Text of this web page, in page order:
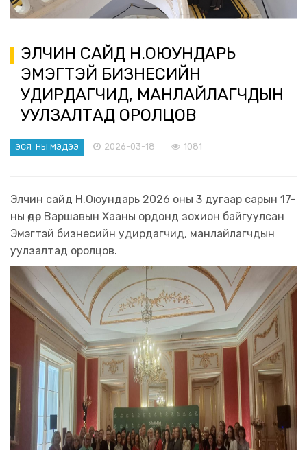
ЭЛЧИН САЙД Н.ОЮУНДАРЬ
ЭМЭГТЭЙ БИЗНЕСИЙН
УДИРДАГЧИД, МАНЛАЙЛАГЧДЫН
УУЛЗАЛТАД ОРОЛЦОВ
ЭСЯ-НЫ МЭДЭЭ 2026-03-18 1081
Элчин сайд Н.Оюундарь 2026 оны 3 дугаар сарын 17-
ны өдөр Варшавын Хааны ордонд зохион байгуулсан
Эмэгтэй бизнесийн удирдагчид, манлайлагчдын
уулзалтад оролцов.